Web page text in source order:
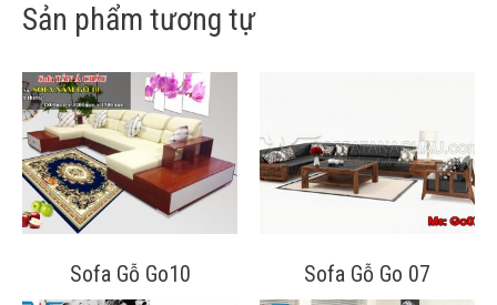
Sản phẩm tương tự
Sofa Gỗ Go10 Sofa Gỗ Go 07